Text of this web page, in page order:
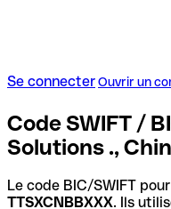
Se connecterOuvrir un
Code SWIFT /
Solutions .,
Le code BIC/SWIFT
TTSXCNBBXXX. Ils